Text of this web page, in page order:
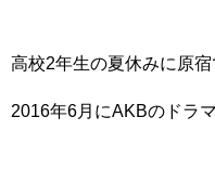
高校2年生の夏休みに原
2016年6月にAKBのドラ